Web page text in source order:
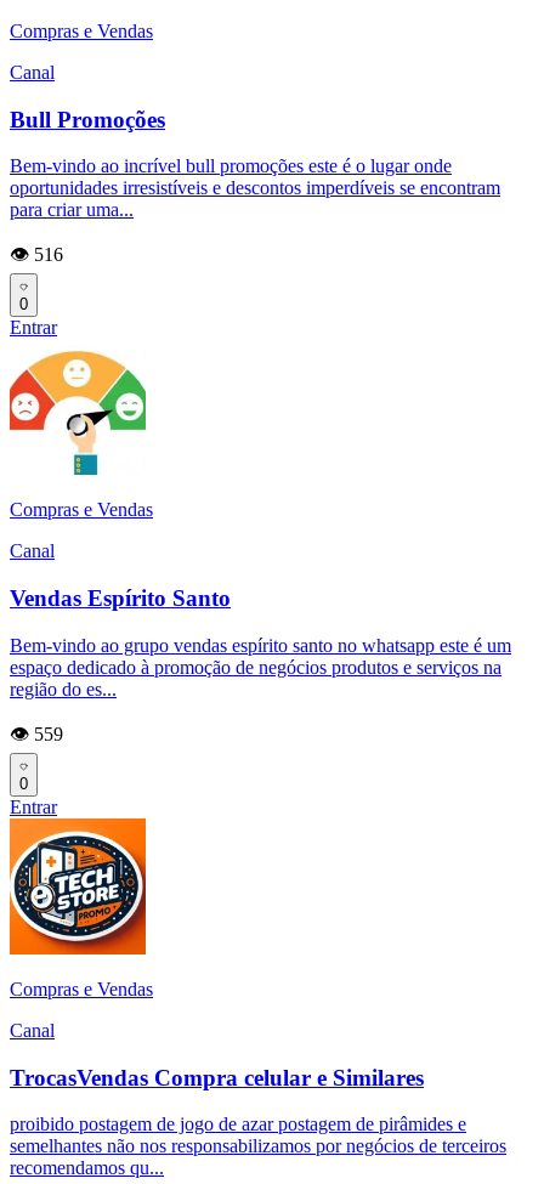
Compras e Vendas
Canal
Bull Promoções
Bem-vindo ao incrível bull promoções este é o lugar onde
oportunidades irresistíveis e descontos imperdíveis se encontram
para criar uma...
👁️ 516
0
Entrar
Compras e Vendas
Canal
Vendas Espírito Santo
Bem-vindo ao grupo vendas espírito santo no whatsapp este é um
espaço dedicado à promoção de negócios produtos e serviços na
região do es...
👁️ 559
0
Entrar
Compras e Vendas
Canal
TrocasVendas Compra celular e Similares
proibido postagem de jogo de azar postagem de pirâmides e
semelhantes não nos responsabilizamos por negócios de terceiros
recomendamos qu...